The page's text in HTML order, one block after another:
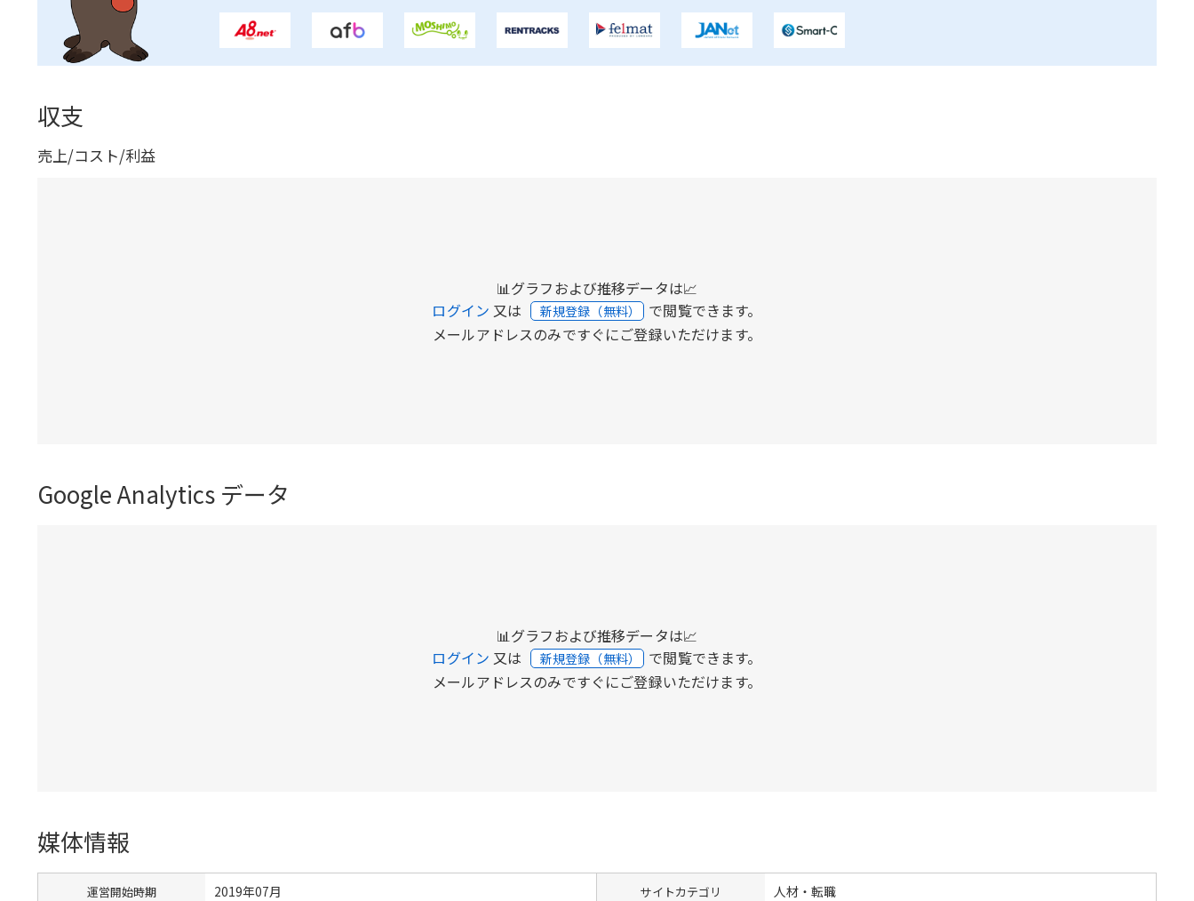
収支
売上/コスト/利益
📊グラフおよび推移データは📈
ログイン 又は 新規登録（無料） で閲覧できます。
メールアドレスのみですぐにご登録いただけます。
Google Analytics データ
📊グラフおよび推移データは📈
ログイン 又は 新規登録（無料） で閲覧できます。
メールアドレスのみですぐにご登録いただけます。
媒体情報
運営開始時期 2019年07月 サイトカテゴリ 人材・転職